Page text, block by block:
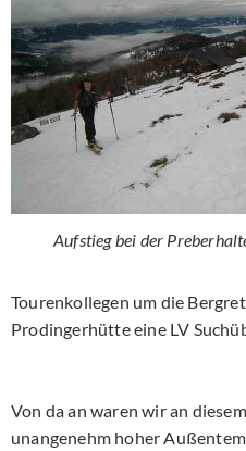
Aufstieg bei der
Tourenkollegen um die
Prodingerhütte eine LV
Von da an waren wir an
unangenehm hoher